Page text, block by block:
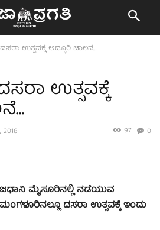
ಉತ್ಸವಕ್ಕೆ ಅದ್ಧೂರಿ ಚಾಲನೆ…
ಉತ್ಸವಕ್ಕೆ
2018 0
97
ಮೈಸೂರಿನಲ್ಲಿ ನಡೆಯುವ
ದಸರಾ ಉತ್ಸವಕ್ಕೆ ಇಂದು